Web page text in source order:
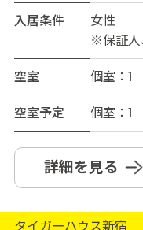
入居条件
女性
※保証人
空室
個室：1
空室予定
個室：1
詳細を見る